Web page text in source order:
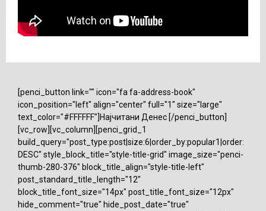
[penci_button link="" icon="fa fa-address-book"
icon_position="left" align="center" full="1" size="large"
text_color="#FFFFFF"]Најчитани Денес [/penci_button]
[vc_row][vc_column][penci_grid_1
build_query="post_type:post|size:6|order_by:popular1|order:
DESC" style_block_title="style-title-grid" image_size="penci-
thumb-280-376" block_title_align="style-title-left"
post_standard_title_length="12"
block_title_font_size="14px" post_title_font_size="12px"
hide_comment="true" hide_post_date="true"